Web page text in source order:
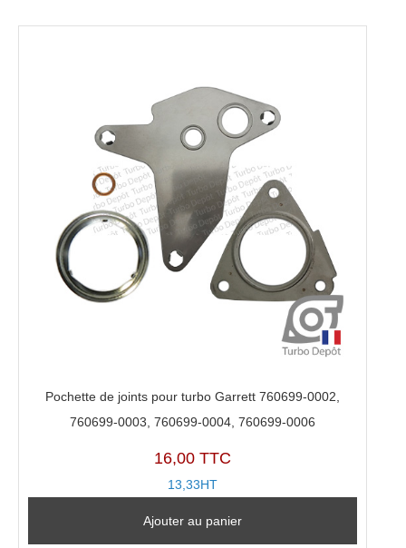
Pochette de joints pour turbo Garrett 760699-0002,
760699-0003, 760699-0004, 760699-0006
16,00 TTC
13,33HT
Ajouter au panier